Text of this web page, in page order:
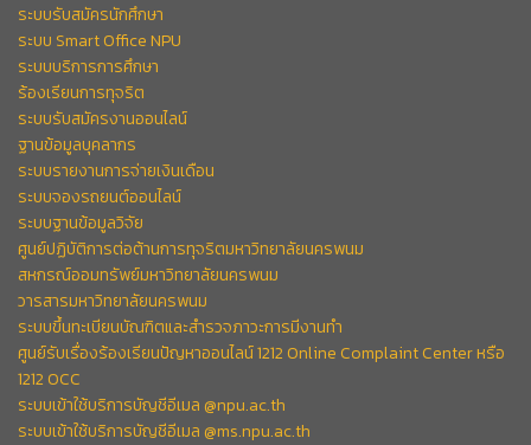
ระบบรับสมัครนักศึกษา
ระบบ Smart Office NPU
ระบบบริการการศึกษา
ร้องเรียนการทุจริต
ระบบรับสมัครงานออนไลน์
ฐานข้อมูลบุคลากร
ระบบรายงานการจ่ายเงินเดือน
ระบบจองรถยนต์ออนไลน์
ระบบฐานข้อมูลวิจัย
ศูนย์ปฏิบัติการต่อต้านการทุจริตมหาวิทยาลัยนครพนม
สหกรณ์ออมทรัพย์มหาวิทยาลัยนครพนม
วารสารมหาวิทยาลัยนครพนม
ระบบขึ้นทะเบียนบัณฑิตและสำรวจภาวะการมีงานทำ
ศูนย์รับเรื่องร้องเรียนปัญหาออนไลน์ 1212 Online Complaint Center หรือ
1212 OCC
ระบบเข้าใช้บริการบัญชีอีเมล @npu.ac.th
ระบบเข้าใช้บริการบัญชีอีเมล @ms.npu.ac.th